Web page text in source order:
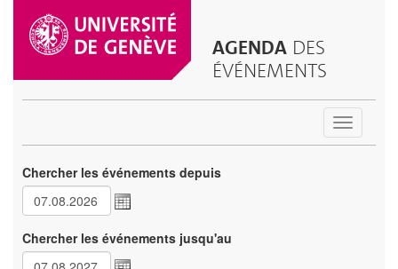
AGENDA DES
ÉVÉNEMENTS
Toggle
Chercher les événements depuis
Chercher les événements jusqu'au